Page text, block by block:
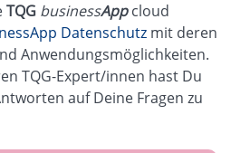
TQG businessAppcloud
Datenschutz mit deren
Anwendungsmöglichkeiten.
TQG-Expert/innen hast Du
auf Deine Fragen zu